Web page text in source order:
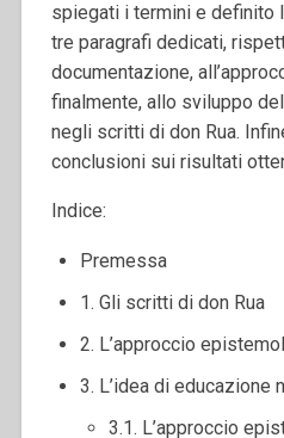
spiegati i termini e definito
tre paragrafi dedicati,
documentazione,
finalmente, allo sviluppo
negli scritti di don Rua.
conclusioni sui risultati
Indice:
Premessa
1. Gli scritti di don Rua
2. L’approccio
3. L’idea di educazione
3.1. L’approccio